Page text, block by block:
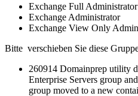
Exchange Full Administrator
Exchange Administrator
Exchange View Only
Bitte verschieben Sie diese
260914 Domainprep utility
Enterprise Servers group
group moved to a new